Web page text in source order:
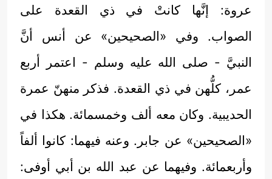
عروة: إنَّها كانتْ في ذي القعدة على
الصواب. وفي «الصحيحين» عن أنس أنَّ
النبيَّ - صلى الله عليه وسلم - اعتمر أربع
عمر، كلُّهن في ذي القعدة. فذكر منهنّ عمرة
الحديبية. وكان معه ألف وخمسمائة. هكذا في
«الصحيحين» عن جابر. وعنه فيهما: كانوا ألفاً
وأربعمائة. وفيهما عن عبد الله بن أبي أوفى: